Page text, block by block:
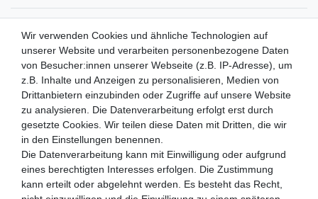
ZAHLUNGSMETHODEN
WIR VERSENDEN MIT
QUALITÄTSVERSPRECHEN
Wir verwenden Cookies und ähnliche Technologien auf
unserer Website und verarbeiten personenbezogene Daten
von Besucher:innen unserer Webseite (z.B. IP-Adresse), um
z.B. Inhalte und Anzeigen zu personalisieren, Medien von
Drittanbietern einzubinden oder Zugriffe auf unsere Website
zu analysieren. Die Datenverarbeitung erfolgt erst durch
gesetzte Cookies. Wir teilen diese Daten mit Dritten, die wir
in den Einstellungen benennen.
Die Datenverarbeitung kann mit Einwilligung oder aufgrund
eines berechtigten Interesses erfolgen. Die Zustimmung
kann erteilt oder abgelehnt werden. Es besteht das Recht,